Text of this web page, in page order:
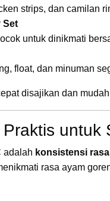
strips, dan camilan
Set
untuk dinikmati
float, dan minuman
disajikan dan
untuk
adalah konsistensi
rasa ayam